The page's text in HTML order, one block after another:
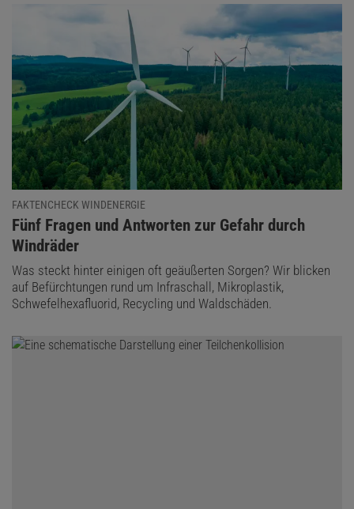
FAKTENCHECK WINDENERGIE
:
Fünf Fragen und Antworten zur Gefahr durch
Windräder
Was steckt hinter einigen oft geäußerten Sorgen? Wir blicken
auf Befürchtungen rund um Infraschall, Mikroplastik,
Schwefelhexafluorid, Recycling und Waldschäden.